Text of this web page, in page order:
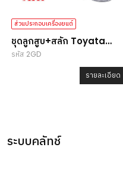
ส่วนประกอบเครื่องยนต์
ชุดลูกสูบ+สลัก Toyata
Revo 2.4 (2GD-FTV) ไซส์
รหัส 2GD
รายละเอียด
ระบบคลัทช์